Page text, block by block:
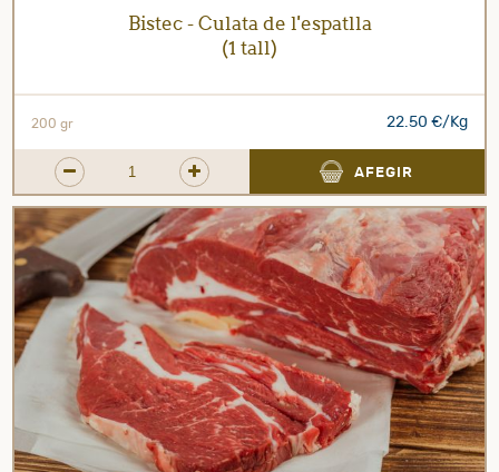
Bistec - Culata de l'espatlla
(1 tall)
200 gr 22.50 €/Kg
AFEGIR